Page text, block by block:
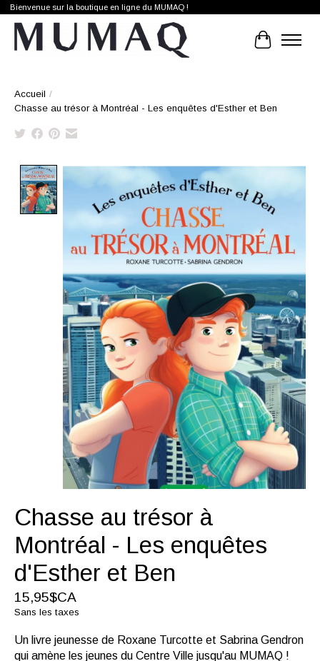
Bienvenue sur la boutique en ligne du MUMAQ !
Panier
Accueil /
Chasse au trésor à Montréal - Les enquêtes d'Esther et Ben
Product image slideshow Items
Chasse au trésor à
Montréal - Les enquêtes
d'Esther et Ben
15,95$CA
Sans les taxes
Un livre jeunesse de Roxane Turcotte et Sabrina Gendron
qui amène les jeunes du Centre Ville jusqu'au MUMAQ !